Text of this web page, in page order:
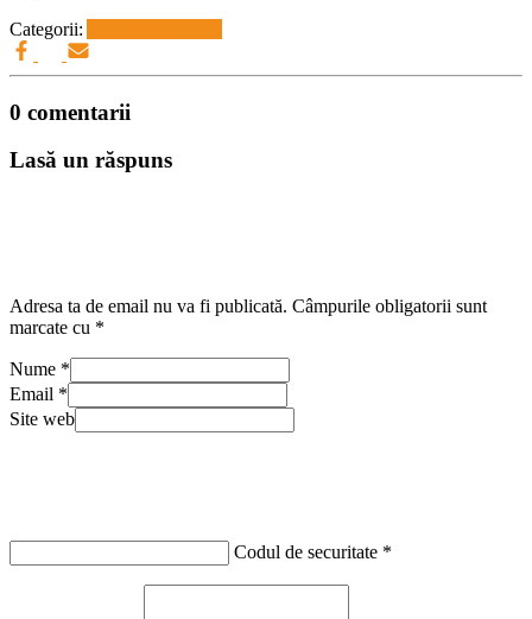
Categorii:
0 comentarii
Lasă un răspuns
Adresa ta de email nu va fi publicată. Câmpurile obligatorii sunt
marcate cu *
Nume *
Email *
Site web
Codul de securitate *